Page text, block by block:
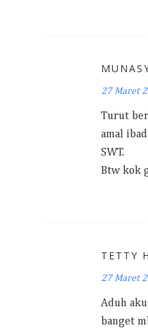
27 Maret
Turut
amal
SWT.
Btw kok
TETTY
27 Maret
Aduh
banget